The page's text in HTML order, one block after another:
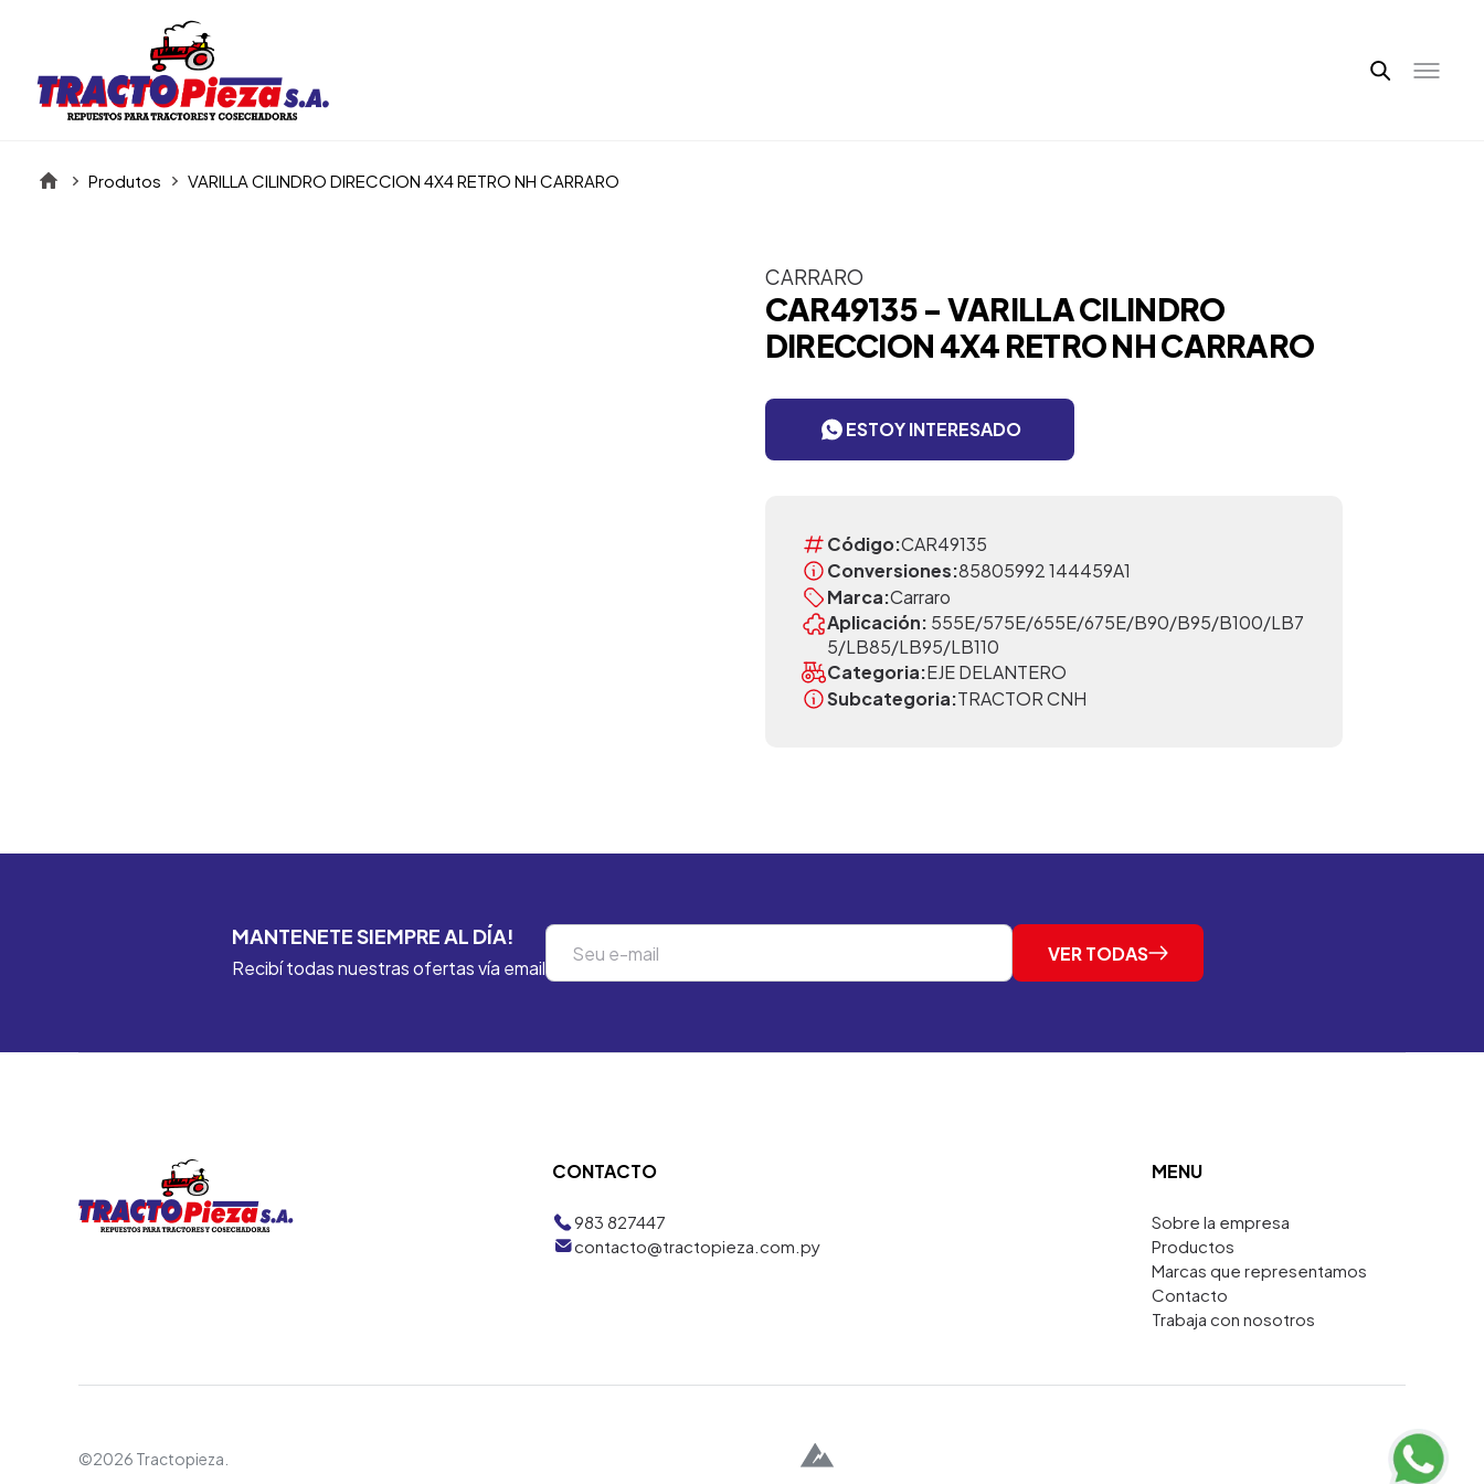
Produtos VARILLA CILINDRO DIRECCION 4X4 RETRO NH CARRARO
CARRARO
CAR49135 - VARILLA CILINDRO
DIRECCION 4X4 RETRO NH CARRARO
ESTOY INTERESADO
Código:CAR49135
Conversiones:85805992 144459A1
Marca:Carraro
Aplicación: 555E/575E/655E/675E/B90/B95/B100/LB7
5/LB85/LB95/LB110
Categoria:EJE DELANTERO
Subcategoria:TRACTOR CNH
MANTENETE SIEMPRE AL DÍA!
Recibí todas nuestras ofertas vía email
VER TODAS
CONTACTO
983 827447
contacto@tractopieza.com.py
MENU
Sobre la empresa
Productos
Marcas que representamos
Contacto
Trabaja con nosotros
©2026 Tractopieza.